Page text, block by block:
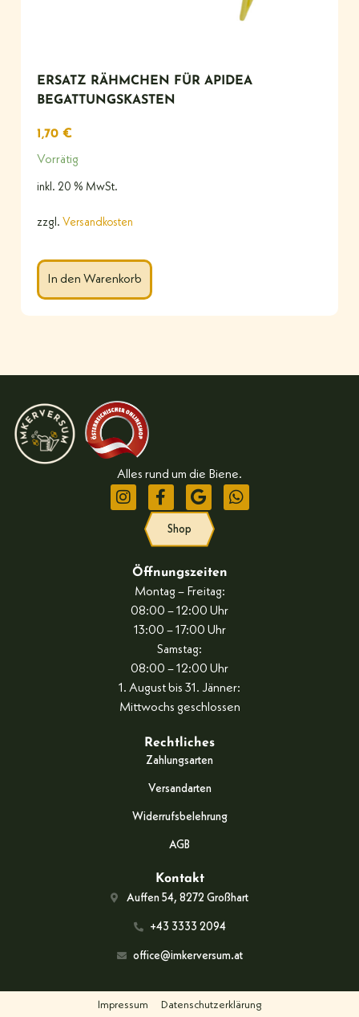
ERSATZ RÄHMCHEN FÜR APIDEA
BEGATTUNGSKASTEN
1,70 €
Vorrätig
inkl. 20 % MwSt.
zzgl. Versandkosten
In den Warenkorb
Alles rund um die Biene.
Shop
Öffnungszeiten
Montag – Freitag:
08:00 – 12:00 Uhr
13:00 – 17:00 Uhr
Samstag:
08:00 – 12:00 Uhr
1. August bis 31. Jänner:
Mittwochs geschlossen
Rechtliches
Zahlungsarten
Versandarten
Widerrufsbelehrung
AGB
Kontakt
Auffen 54, 8272 Großhart
+43 3333 2094
office@imkerversum.at
Impressum Datenschutzerklärung